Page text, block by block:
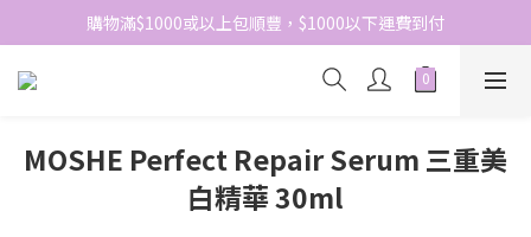
網站免費登記會員，會員優惠價於結帳時自動扣減
購物滿$1000或以上包順豐，$1000以下運費到付
網站免費登記會員，會員優惠價於結帳時自動扣減
MOSHE Perfect Repair Serum 三重美
白精華 30ml